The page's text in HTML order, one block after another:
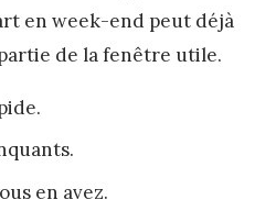
en week-end peut déjà
de la fenêtre utile.
en avez.